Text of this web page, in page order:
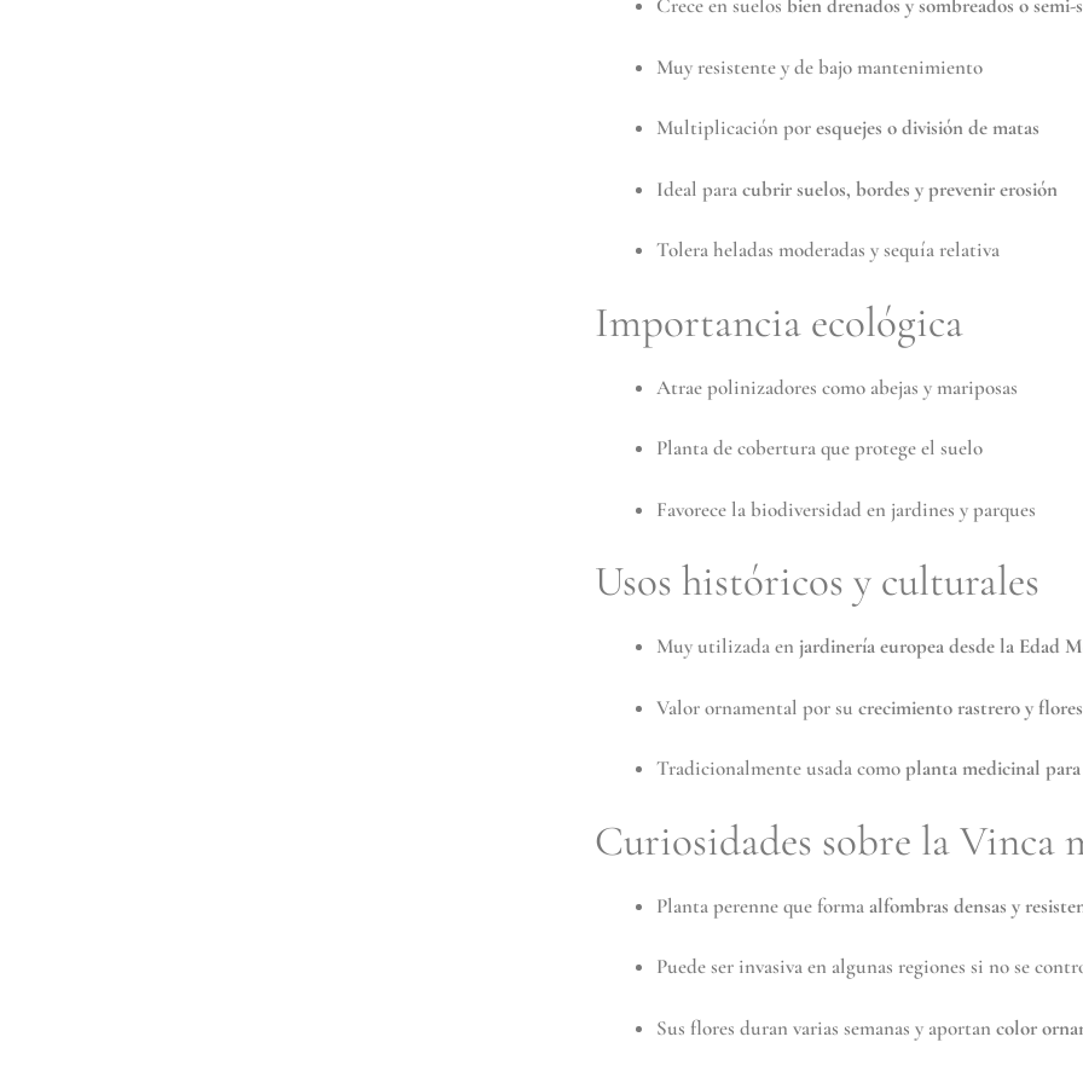
Crece en suelos bien drenados y sombreados o semi-
Muy resistente y de bajo mantenimiento
Multiplicación poresquejes o división de matas
Ideal paracubrir suelos, bordes y prevenir erosión
Tolera heladas moderadas y sequía relativa
Importancia ecológica
Atrae polinizadores como abejas y mariposas
Planta de cobertura que protege el suelo
Favorece la biodiversidad en jardines y parques
Usos históricos y culturales
Muy utilizada en jardinería europea desde la Edad
Valor ornamental por su crecimiento rastrero y
Tradicionalmente usada comoplanta medicinal
Curiosidades sobre la Vinca
Planta perenne que formaalfombras densas y
Puede ser invasiva en algunas regiones si no se
Sus flores duran varias semanas y aportan color